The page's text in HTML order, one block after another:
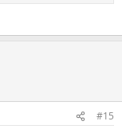
baila"
#15